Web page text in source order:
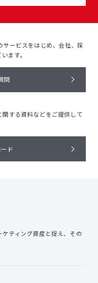
サービスをはじめ、会社、採
ます。
問
関する資料などをご提供して
ド
ケティング資産と捉え、 その